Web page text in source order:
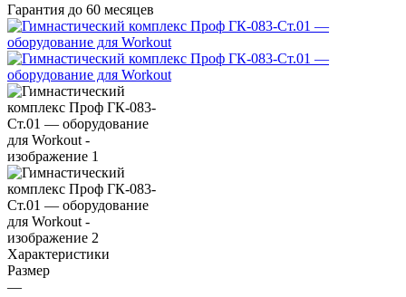
Гарантия до 60 месяцев
Характеристики
Размер
—